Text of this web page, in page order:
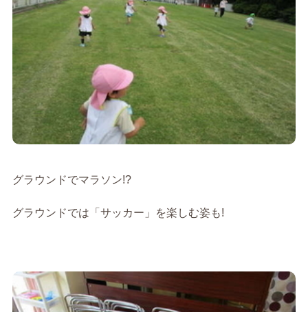
グラウンドでマラソン!?
グラウンドでは「サッカー」を楽しむ姿も!